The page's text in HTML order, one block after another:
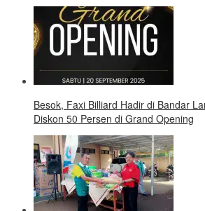
Besok, Faxi Billiard Hadir di Bandar
Diskon 50 Persen di Grand Opening